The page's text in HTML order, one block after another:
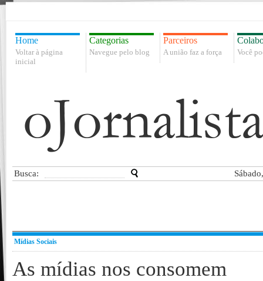
Home
Voltar à página
inicial
Categorias
Navegue pelo blog
Parceiros
A união faz a força Você
Busca:
Mídias Sociais
As mídias nos consomem